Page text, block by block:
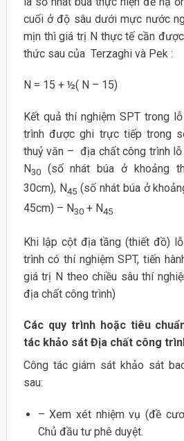
cuối ở độ sâu dưới mực nước
mịn thì giá trị N thực tế cần
thức sau của Terzaghi và Pek :
N = 15 + ½( N – 15)
Kết quả thí nghiệm SPT trong
trình được ghi trực tiếp trong
thuỷ văn – địa chất công trình
N30(số nhát búa ở khoảng
30cm), N45(số nhát búa ở
45cm) – N30+ N45
Khi lập cột địa tầng (thiết đồ)
trình có thí nghiệm SPT, tiến
giá trị N theo chiều sâu thí
địa chất công trình)
Các quy trình hoặc tiêu
tác khảo sát Địa chất công
Công tác giám sát khảo sát
sau:
– Xem xét nhiệm vụ (đề
Chủ đầu tư phê duyệt.